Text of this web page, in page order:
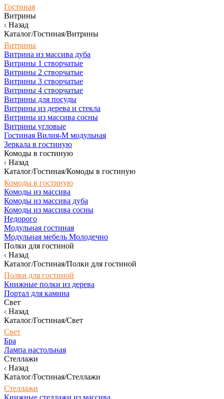
Гостиная
Витрины
Назад
Каталог/Гостиная/Витрины
Витрины
Витрина из массива дуба
Витрины 1 створчатые
Витрины 2 створчатые
Витрины 3 створчатые
Витрины 4 створчатые
Витрины для посуды
Витрины из дерева и стекла
Витрины из массива сосны
Витрины угловые
Гостиная Вилия-М модульная
Зеркала в гостиную
Комоды в гостиную
Назад
Каталог/Гостиная/Комоды в гостиную
Комоды в гостиную
Комоды из массива
Комоды из массива дуба
Комоды из массива сосны
Недорого
Модульная гостиная
Модульная мебель Молодечно
Полки для гостиной
Назад
Каталог/Гостиная/Полки для гостиной
Полки для гостиной
Книжные полки из дерева
Портал для камина
Свет
Назад
Каталог/Гостиная/Свет
Свет
Бра
Лампа настольная
Стеллажи
Назад
Каталог/Гостиная/Стеллажи
Стеллажи
Книжные стеллажи из массива